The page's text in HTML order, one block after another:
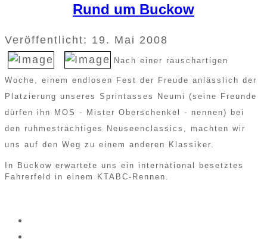
Rund um Buckow
Veröffentlicht: 19. Mai 2008
Nach einer rauschartigen
Woche, einem endlosen Fest der Freude anlässlich der
Platzierung unseres Sprintasses Neumi (seine Freunde
dürfen ihn MOS - Mister Oberschenkel - nennen) bei
den ruhmesträchtiges Neuseenclassics, machten wir
uns auf den Weg zu einem anderen Klassiker.
In Buckow erwartete uns ein international besetztes
Fahrerfeld in einem KTABC-Rennen.